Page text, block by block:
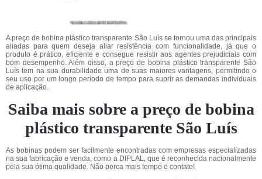
A preço de bobina plástico transparente São Luís se tornou uma das principais
aliadas para quem deseja aliar resistência com funcionalidade, já que o
produto é prático, eficiente e consegue resistir aos agentes prejudiciais com
bom desempenho. Além disso, a preço de bobina plástico transparente São
Luís tem na sua durabilidade uma de suas maiores vantagens, permitindo o
seu uso por um longo período de tempo para suprir as demandas individuais
de aplicação.
Saiba mais sobre a preço de bobina
plástico transparente São Luís
As bobinas podem ser facilmente encontradas com empresas especializadas
na sua fabricação e venda, como a DIPLAL, que é reconhecida nacionalmente
pela sua ótima qualidade. Não perca mais tempo e contate!